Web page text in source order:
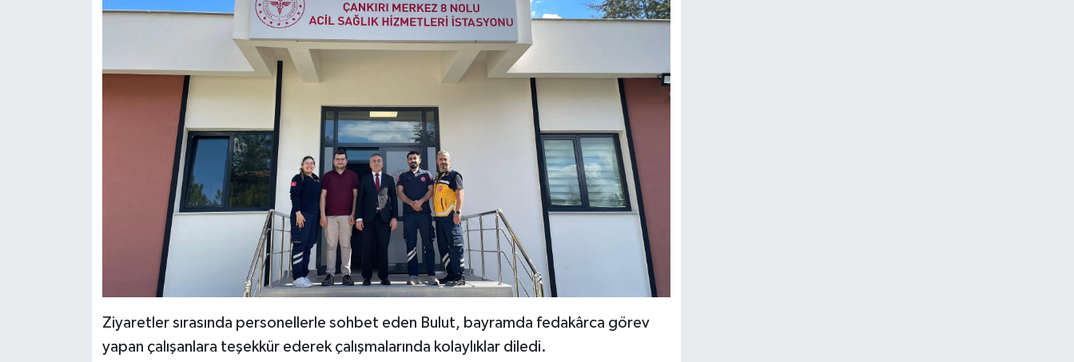
Ziyaretler sırasında personellerle sohbet eden Bulut, bayramda fedakârca görev
yapan çalışanlara teşekkür ederek çalışmalarında kolaylıklar diledi.